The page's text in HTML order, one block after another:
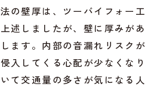
の壁厚は、ツーバイフォー工
述しましたが、壁に厚みがあ
ます。内部の音漏れリスクが
入してくる心配が少なくなり
て交通量の多さが気になる人